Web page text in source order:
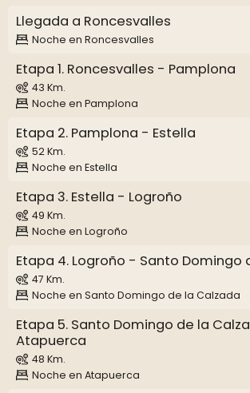
Llegada a Roncesvalles
Noche en Roncesvalles
Etapa 1. Roncesvalles - Pamplona
43 Km.
Noche en Pamplona
Etapa 2. Pamplona - Estella
52 Km.
Noche en Estella
Etapa 3. Estella - Logroño
49 Km.
Noche en Logroño
Etapa 4. Logroño - Santo Domingo
47 Km.
Noche en Santo Domingo de la Calzada
Etapa 5. Santo Domingo de la
Atapuerca
48 Km.
Noche en Atapuerca